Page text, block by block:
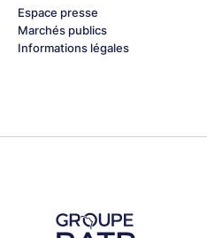
Espace presse
Marchés publics
Informations légales